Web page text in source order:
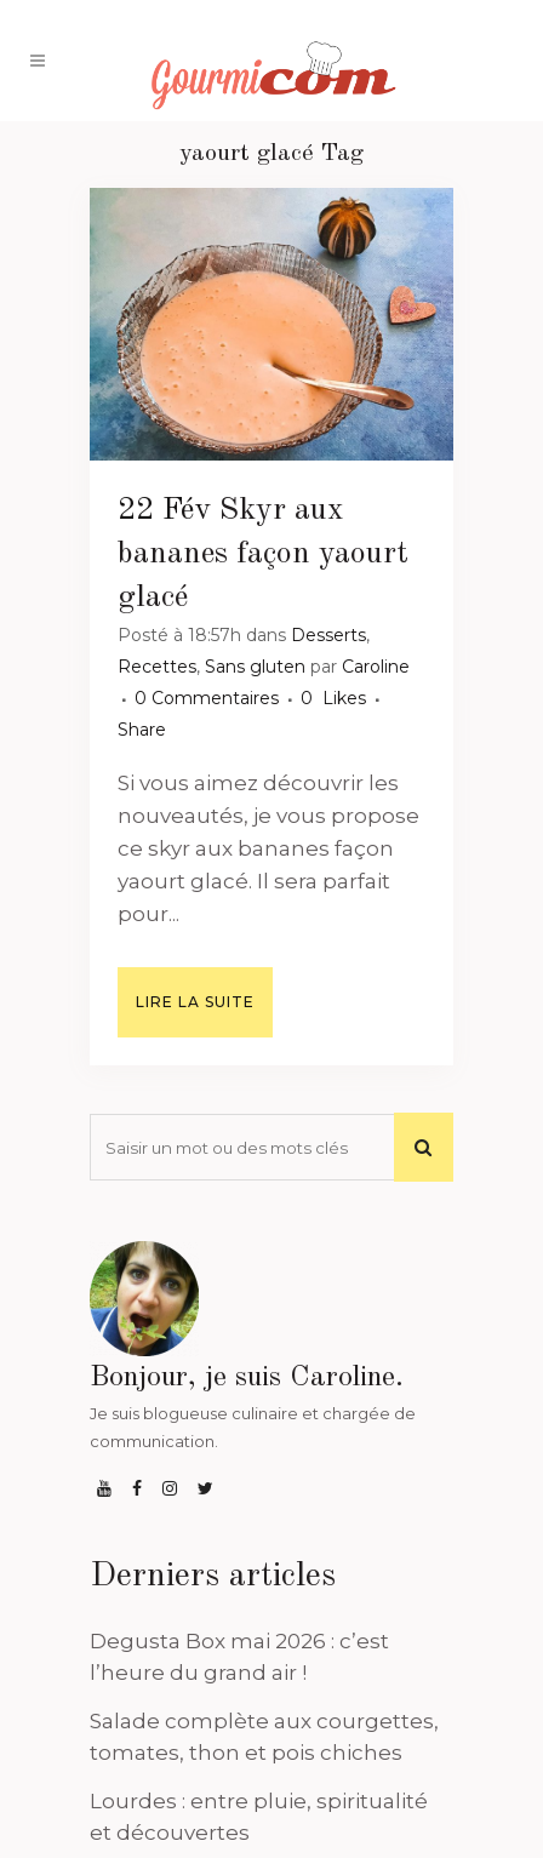
yaourt glacé Tag
22 Fév Skyr aux
bananes façon yaourt
glacé
Posté à 18:57h dans Desserts,
Recettes, Sans gluten par Caroline
0 Commentaires
0
Likes
Share
Si vous aimez découvrir les
nouveautés, je vous propose
ce skyr aux bananes façon
yaourt glacé. Il sera parfait
pour...
LIRE LA SUITE
Bonjour, je suis Caroline.
Je suis blogueuse culinaire et chargée de
communication.
Derniers articles
Degusta Box mai 2026 : c’est
l’heure du grand air !
Salade complète aux courgettes,
tomates, thon et pois chiches
Lourdes : entre pluie, spiritualité
et découvertes